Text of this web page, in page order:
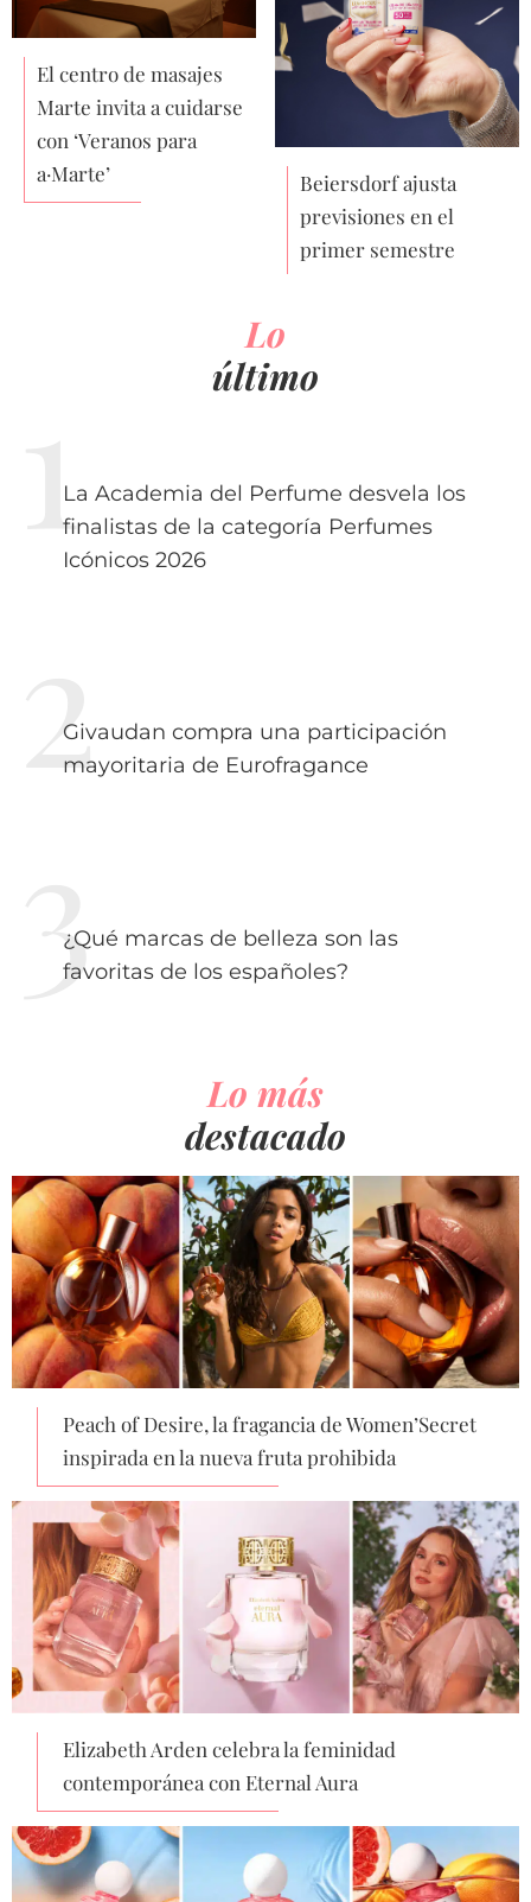
El centro de masajes
Marte invita a cuidarse
con ‘Veranos para
a·Marte’
Beiersdorf ajusta
previsiones en el
primer semestre
Lo
último
La Academia del Perfume desvela los
finalistas de la categoría Perfumes
Icónicos 2026
Givaudan compra una participación
mayoritaria de Eurofragance
¿Qué marcas de belleza son las
favoritas de los españoles?
Lo más
destacado
Peach of Desire, la fragancia de Women’Secret
inspirada en la nueva fruta prohibida
Elizabeth Arden celebra la feminidad
contemporánea con Eternal Aura